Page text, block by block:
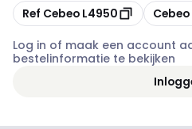
Kopiëren
Ref Cebeo L4950 Kopiëren
Cebeo
Log in of maak een account
bestelinformatie te bekijken